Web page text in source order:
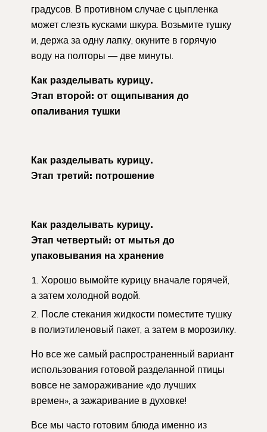
градусов. В противном случае с цыпленка
может слезть кусками шкура. Возьмите тушку
и, держа за одну лапку, окуните в горячую
воду на полторы — две минуты.
Как разделывать курицу.
Этап второй: от ощипывания до
опаливания тушки
Как разделывать курицу.
Этап третий: потрошение
Как разделывать курицу.
Этап четвертый: от мытья до
упаковывания на хранение
Хорошо вымойте курицу вначале горячей,
а затем холодной водой.
После стекания жидкости поместите тушку
в полиэтиленовый пакет, а затем в морозилку.
Но все же самый распространенный вариант
использования готовой разделанной птицы
вовсе не замораживание «до лучших
времен», а зажаривание в духовке!
Все мы часто готовим блюда именно из